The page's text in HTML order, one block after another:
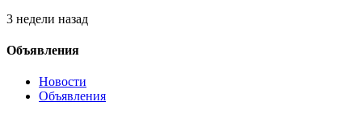
3 недели назад
Объявления
Новости
Объявления